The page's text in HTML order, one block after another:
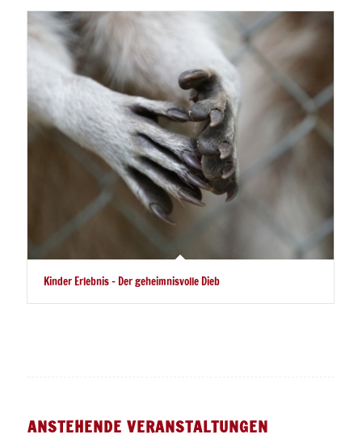
Kinder Erlebnis – Der geheimnisvolle Dieb
ANSTEHENDE VERANSTALTUNGEN